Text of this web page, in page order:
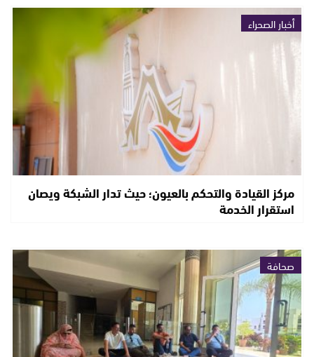
أخبار الصحراء
مركز القيادة والتحكم بالعيون؛ حيث تدار الشبكة ويصان
استقرار الخدمة
صحافة